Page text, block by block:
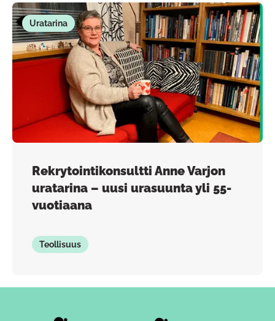
Uratarina
Rekrytointikonsultti Anne Varjon
uratarina – uusi urasuunta yli 55-
vuotiaana
Teollisuus